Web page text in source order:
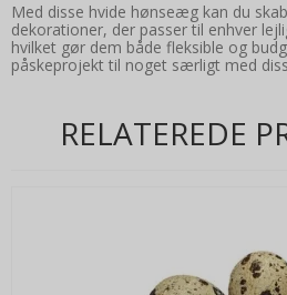
Med disse hvide hønseæg kan du
dekorationer, der passer til enhver
hvilket gør dem både fleksible og
påskeprojekt til noget særligt med
RELATEREDE